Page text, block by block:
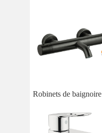
Robinets de baignoire